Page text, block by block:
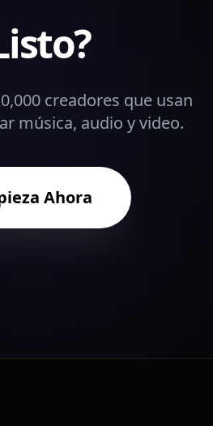
creadores que usan
música, audio y video.
Ahora